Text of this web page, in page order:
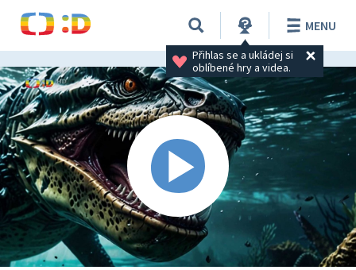
Přihlas se a ukládej si
oblíbené hry a videa.
MENU